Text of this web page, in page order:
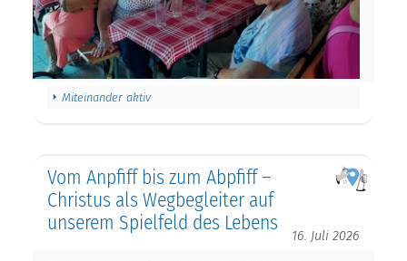
Miteinander aktiv
Vom Anpfiff bis zum Abpfiff –
Christus als Wegbegleiter auf
unserem Spielfeld des Lebens
16. Juli 2026